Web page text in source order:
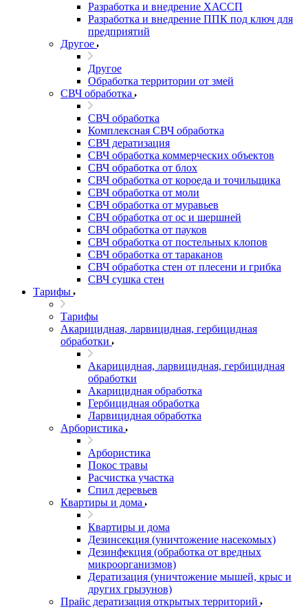
Разработка и внедрение ХАССП
Разработка и внедрение ППК под ключ для
предприятий
Другое
Другое
Обработка территории от змей
СВЧ обработка
СВЧ обработка
Комплексная СВЧ обработка
СВЧ дератизация
СВЧ обработка коммерческих объектов
СВЧ обработка от блох
СВЧ обработка от короеда и точильщика
СВЧ обработка от моли
СВЧ обработка от муравьев
СВЧ обработка от ос и шершней
СВЧ обработка от пауков
СВЧ обработка от постельных клопов
СВЧ обработка от тараканов
СВЧ обработка стен от плесени и грибка
СВЧ сушка стен
Тарифы
Тарифы
Акарицидная, ларвицидная, гербицидная
обработки
Акарицидная, ларвицидная, гербицидная
обработки
Акарицидная обработка
Гербицидная обработка
Ларвицидная обработка
Арбористика
Арбористика
Покос травы
Расчистка участка
Спил деревьев
Квартиры и дома
Квартиры и дома
Дезинсекция (уничтожение насекомых)
Дезинфекция (обработка от вредных
микроорганизмов)
Дератизация (уничтожение мышей, крыс и
других грызунов)
Прайс дератизация открытых территорий